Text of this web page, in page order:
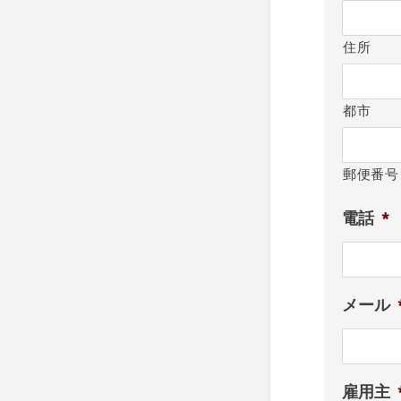
住所
都市
郵便番号
電話 *
メール
雇用主